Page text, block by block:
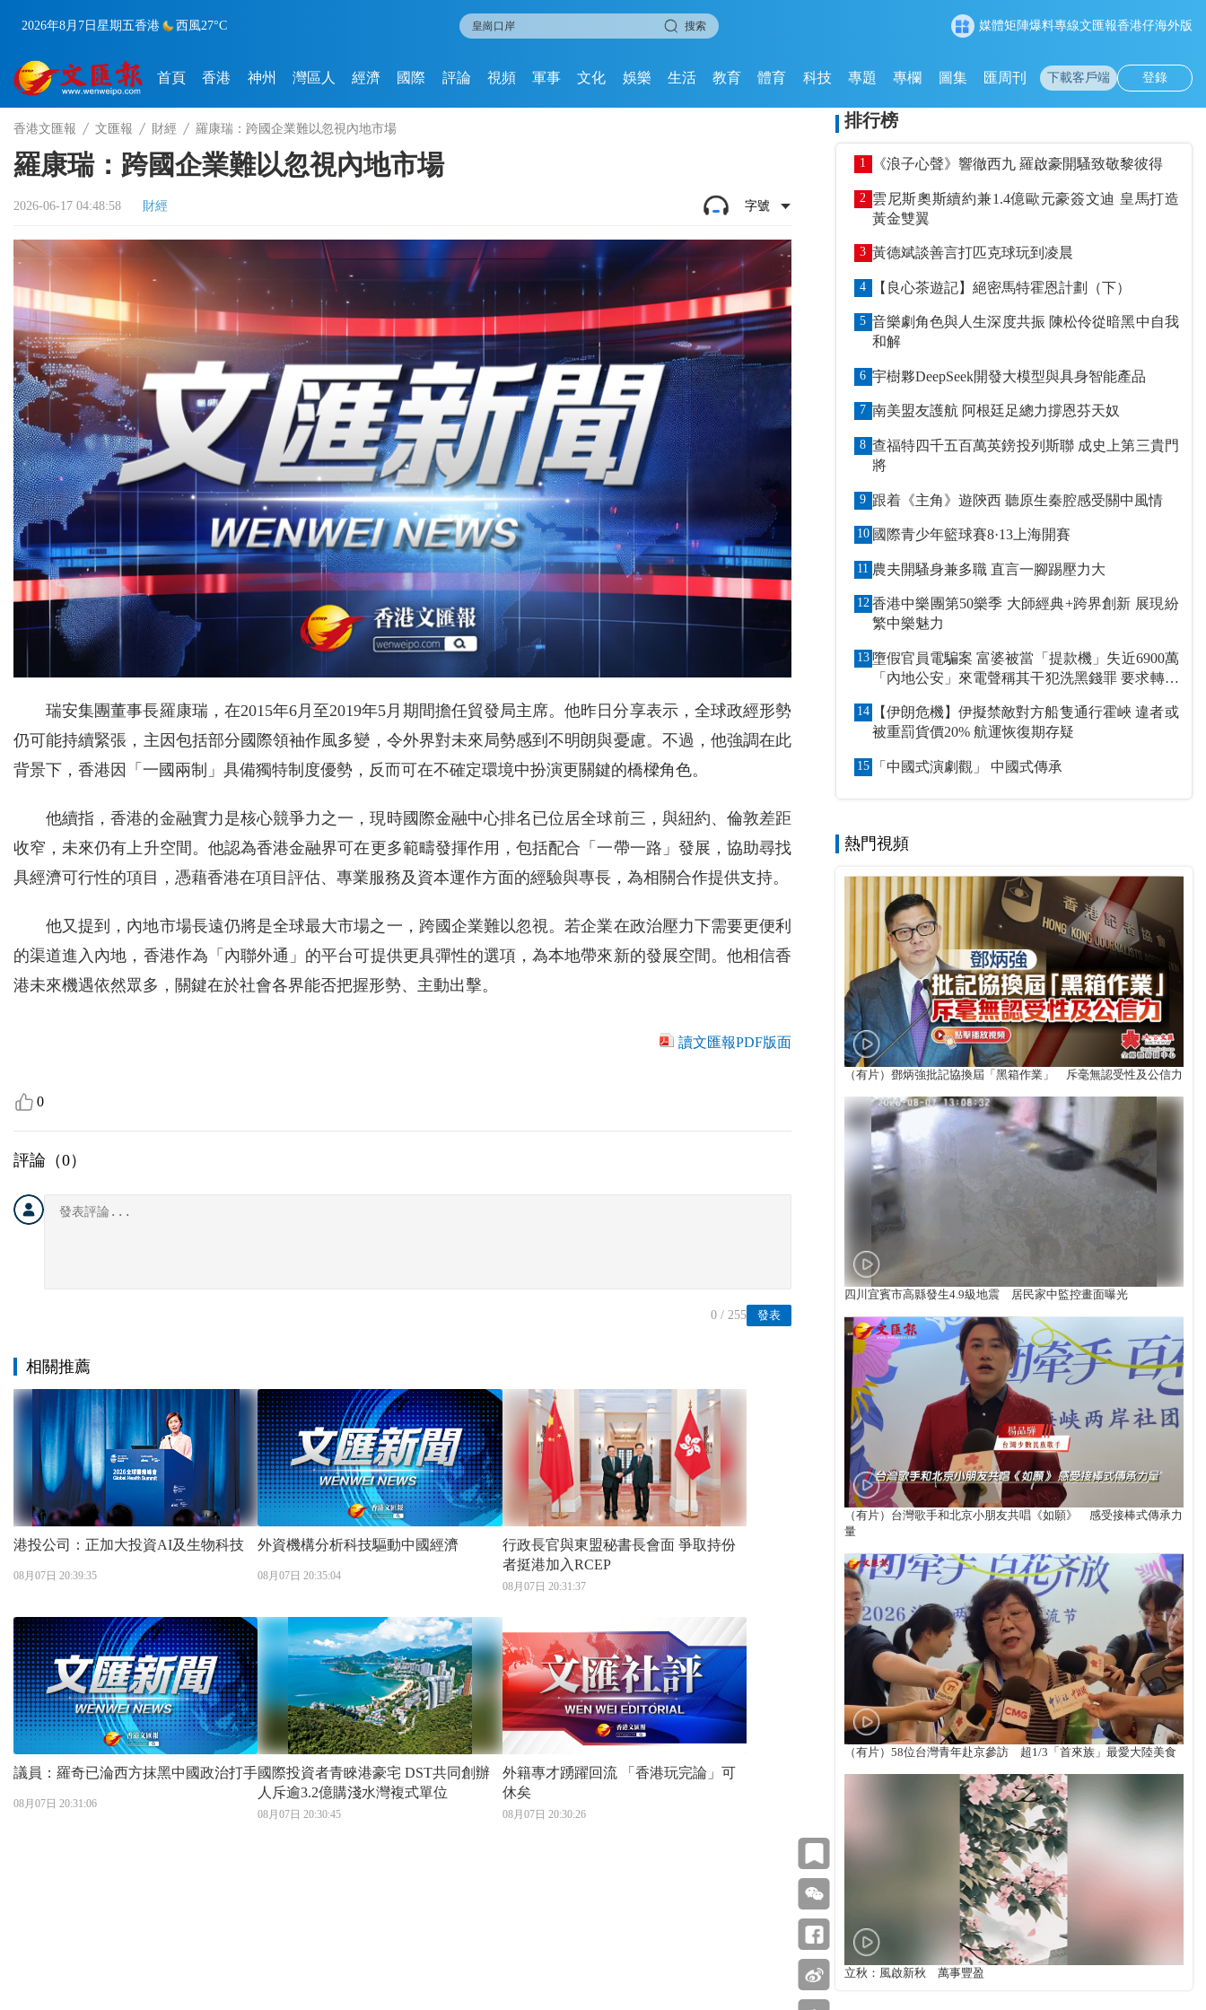
2026年8月7日 星期五香港 西風27°C 搜索 媒體矩陣爆料專線文匯報香港仔海外版
首頁 香港 神州 灣區人 經濟 國際 評論 視頻 軍事 文化 娛樂 生活 教育 體育 科技 專題 專欄 圖集 匯周刊 下載客戶端 登錄
香港文匯報 文匯報 財經 羅康瑞：跨國企業難以忽視內地市場
羅康瑞：跨國企業難以忽視內地市場
2026-06-17 04:48:58 財經 字號
瑞安集團董事長羅康瑞，在2015年6月至2019年5月期間擔任貿發局主席。他昨日分享表示，全球政經形勢
仍可能持續緊張，主因包括部分國際領袖作風多變，令外界對未來局勢感到不明朗與憂慮。不過，他強調在此
背景下，香港因「一國兩制」具備獨特制度優勢，反而可在不確定環境中扮演更關鍵的橋樑角色。
他續指，香港的金融實力是核心競爭力之一，現時國際金融中心排名已位居全球前三，與紐約、倫敦差距
收窄，未來仍有上升空間。他認為香港金融界可在更多範疇發揮作用，包括配合「一帶一路」發展，協助尋找
具經濟可行性的項目，憑藉香港在項目評估、專業服務及資本運作方面的經驗與專長，為相關合作提供支持。
他又提到，內地市場長遠仍將是全球最大市場之一，跨國企業難以忽視。若企業在政治壓力下需要更便利
的渠道進入內地，香港作為「內聯外通」的平台可提供更具彈性的選項，為本地帶來新的發展空間。他相信香
港未來機遇依然眾多，關鍵在於社會各界能否把握形勢、主動出擊。
讀文匯報PDF版面
0
評論（0）
發表
0 / 255
相關推薦
港投公司：正加大投資AI及生物科技
08月07日 20:39:35
外資機構分析科技驅動中國經濟
08月07日 20:35:04
行政長官與東盟秘書長會面 爭取持份
者挺港加入RCEP
08月07日 20:31:37
議員：羅奇已淪西方抹黑中國政治打手
08月07日 20:31:06
國際投資者青睞港豪宅 DST共同創辦
人斥逾3.2億購淺水灣複式單位
08月07日 20:30:45
外籍專才踴躍回流 「香港玩完論」可
休矣
08月07日 20:30:26
排行榜
1 《浪子心聲》響徹西九 羅啟豪開騷致敬黎彼得
2 雲尼斯奧斯續約兼1.4億歐元豪簽文迪 皇馬打造
黃金雙翼
3 黃德斌談善言打匹克球玩到凌晨
4 【良心茶遊記】絕密馬特霍恩計劃（下）
5 音樂劇角色與人生深度共振 陳松伶從暗黑中自我
和解
6 宇樹夥DeepSeek開發大模型與具身智能產品
7 南美盟友護航 阿根廷足總力撐恩芬天奴
8 查福特四千五百萬英鎊投列斯聯 成史上第三貴門
將
9 跟着《主角》遊陝西 聽原生秦腔感受關中風情
10 國際青少年籃球賽8·13上海開賽
11 農夫開騷身兼多職 直言一腳踢壓力大
12 香港中樂團第50樂季 大師經典+跨界創新 展現紛
繁中樂魅力
13 墮假官員電騙案 富婆被當「提款機」失近6900萬
「內地公安」來電聲稱其干犯洗黑錢罪 要求轉賬
14
【伊朗危機】伊擬禁敵對方船隻通行霍峽 違者或
被重罰貨價20% 航運恢復期存疑
15 「中國式演劇觀」 中國式傳承
熱門視頻
（有片）鄧炳強批記協換屆「黑箱作業」 斥毫無認受性及公信力
四川宜賓市高縣發生4.9級地震 居民家中監控畫面曝光
（有片）台灣歌手和北京小朋友共唱《如願》 感受接棒式傳承力
量
（有片）58位台灣青年赴京參訪 超1/3「首來族」最愛大陸美食
立秋：風啟新秋 萬事豐盈